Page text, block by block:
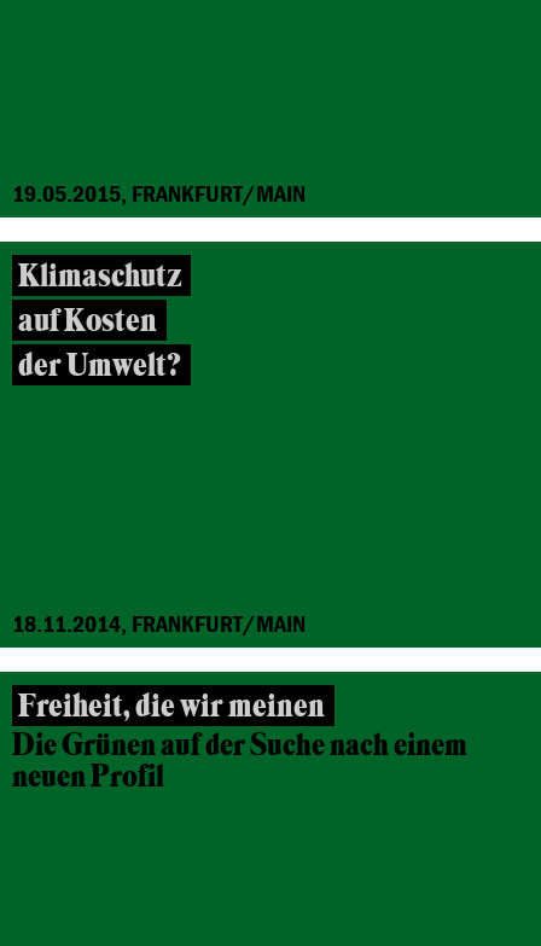
19.05.2015, FRANKFURT/MAIN
Klimaschutz
auf Kosten
der Umwelt?
18.11.2014, FRANKFURT/MAIN
Freiheit, die wir meinen
Die Grünen auf der Suche nach einem
neuen Profil